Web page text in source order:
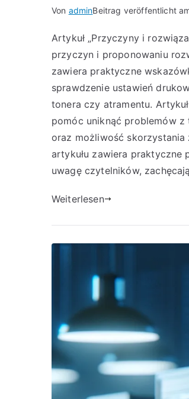
Von adminBeitrag veröffentlicht
Artykuł „Przyczyny i
przyczyn i proponowaniu
zawiera praktyczne
sprawdzenie ustawień
tonera czy atramentu.
pomóc uniknąć problemów
oraz możliwość skorzystania
artykułu zawiera
uwagę czytelników,
Weiterlesen